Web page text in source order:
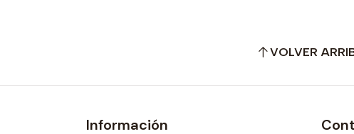
VOLVER
Información